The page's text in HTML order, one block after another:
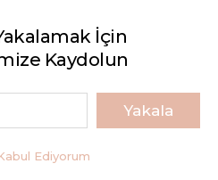
İçin
Kaydolun
Yakala
Ediyorum